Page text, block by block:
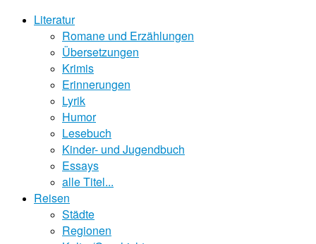
Literatur
Romane und Erzählungen
Übersetzungen
Krimis
Erinnerungen
Lyrik
Humor
Lesebuch
Kinder- und Jugendbuch
Essays
alle Titel...
Reisen
Städte
Regionen